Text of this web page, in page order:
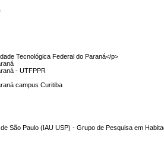
Tecnológica Federal do Paraná</p>
- UTFPPR
campus Curitiba
São Paulo (IAU USP) - Grupo de Pesquisa em